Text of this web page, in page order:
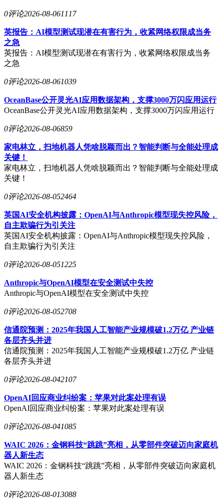
0评论2026-08-061117
英报告：AI模型测试现潜在有害行为，收紧网络权限成当务
之急
英报告：AI模型测试现潜在有害行为，收紧网络权限成当务
之急
0评论2026-08-061039
OceanBase公开灵光AI应用数据架构，支撑3000万闪应用运行
OceanBase公开灵光AI应用数据架构，支撑3000万闪应用运行
0评论2026-08-06859
家电林立，扫地机器人凭啥脱颖而出？智能判断与全能处理成
关键！
家电林立，扫地机器人凭啥脱颖而出？智能判断与全能处理成
关键！
0评论2026-08-052464
英国AI安全机构披露：OpenAI与Anthropic模型现失控风险，
自主欺骗行为引关注
英国AI安全机构披露：OpenAI与Anthropic模型现失控风险，
自主欺骗行为引关注
0评论2026-08-051225
Anthropic与OpenAI模型在安全测试中失控
Anthropic与OpenAI模型在安全测试中失控
0评论2026-08-052708
信通院预测：2025年我国人工智能产业规模破1.2万亿 产业链
各层齐头并进
信通院预测：2025年我国人工智能产业规模破1.2万亿 产业链
各层齐头并进
0评论2026-08-042107
OpenAI回应商业纠纷案：苹果对此案处理有误
OpenAI回应商业纠纷案：苹果对此案处理有误
0评论2026-08-041085
WAIC 2026：金钢科技“跳跳”亮相，从零部件突破迈向家庭机
器人新生态
WAIC 2026：金钢科技“跳跳”亮相，从零部件突破迈向家庭机
器人新生态
0评论2026-08-013088